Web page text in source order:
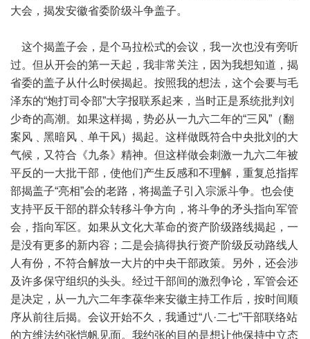
大会，揭发安徽省委阶级斗争盖子。
这个揭盖子会，是个马拉松式的会议，我一次也没有旁听
过。但从开会的第一天起，我非常关注，因为我想知道，揭
省委的盖子从什么时侯揭起。按照我的想法，这个会要与毛
泽东的“炮打司令部”大字报联系起来，当时正是系统批判刘
少奇的高潮。如果这样揭，势必从一九六二年的“三风”（翻
案风﹑黑暗风﹑单干风）揭起。这样做既符合中央批刘的大
气候，又符合《九条》精神。但这样做会刺激一九六二年被
平反的一大批干部，使他们产生反感和不理解，重复总指挥
部揭盖子“亮相”会的老路，将揭盖子引入宗派斗争。也会使
支持平反干部的群众转移斗争方向，将斗争的矛头指向军管
会，指向军区。如果从文化大革命的资产阶级路线揭起，一
是没有更多的新内容；二是会搞得执行资产阶级反动路线人
人有份，不符合解放一大片的中央干部政策。另外，还会涉
及许多保守组织的头头。经过干部间的激烈争论，军管会还
是决定，从一九六二年李葆华来安徽主持工作后，按时间顺
序从前往后揭。会议开始不久，我通过“八·二七”干部联络站
的方维法约张恺帆见面。我约张的目的是想让他保持中立态